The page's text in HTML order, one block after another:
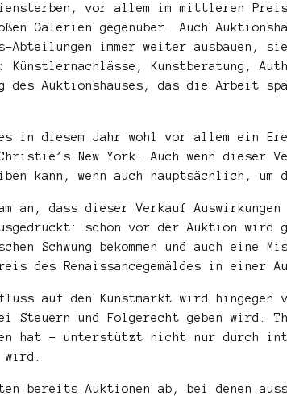
vor allem im mittleren
Galerien gegenüber. Auch
immer weiter ausbauen,
Künstlernachlässe, Kunstberatung,
des Auktionshauses, das die Arbeit
es in diesem Jahr wohl vor allem ein
New York. Auch wenn
kann, wenn auch hauptsächlich,
an, dass dieser Verkauf
schon vor der Auktion
Schwung bekommen und auch eine
des Renaissancegemäldes in
auf den Kunstmarkt wird hingegen
Steuern und Folgerecht geben wird.
hat – unterstützt nicht nur durch
wird.
bereits Auktionen ab, bei denen